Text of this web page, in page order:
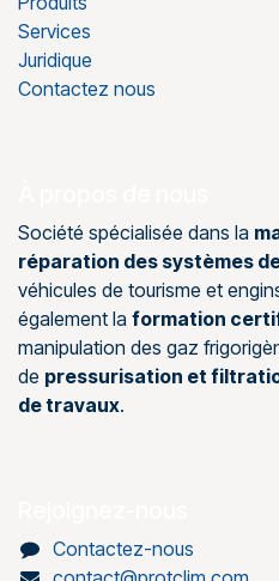
Services
Juridique
Contactez nous
Société spécialisée dans la
réparation des systèmes
véhicules de tourisme et
également la formation
manipulation des gaz
de pressurisation et
de travaux.
Contactez-nous